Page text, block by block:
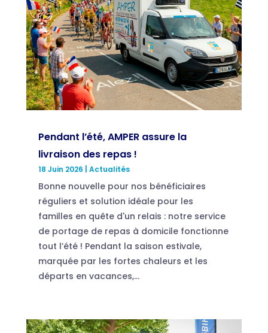
Pendant l’été, AMPER assure la
livraison des repas !
18 Juin 2026 Actualités
Bonne nouvelle pour nos bénéficiaires
réguliers et solution idéale pour les
familles en quête d'un relais : notre service
de portage de repas à domicile fonctionne
tout l’été ! Pendant la saison estivale,
marquée par les fortes chaleurs et les
départs en vacances,...